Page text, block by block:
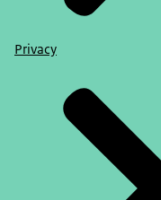
Privacy